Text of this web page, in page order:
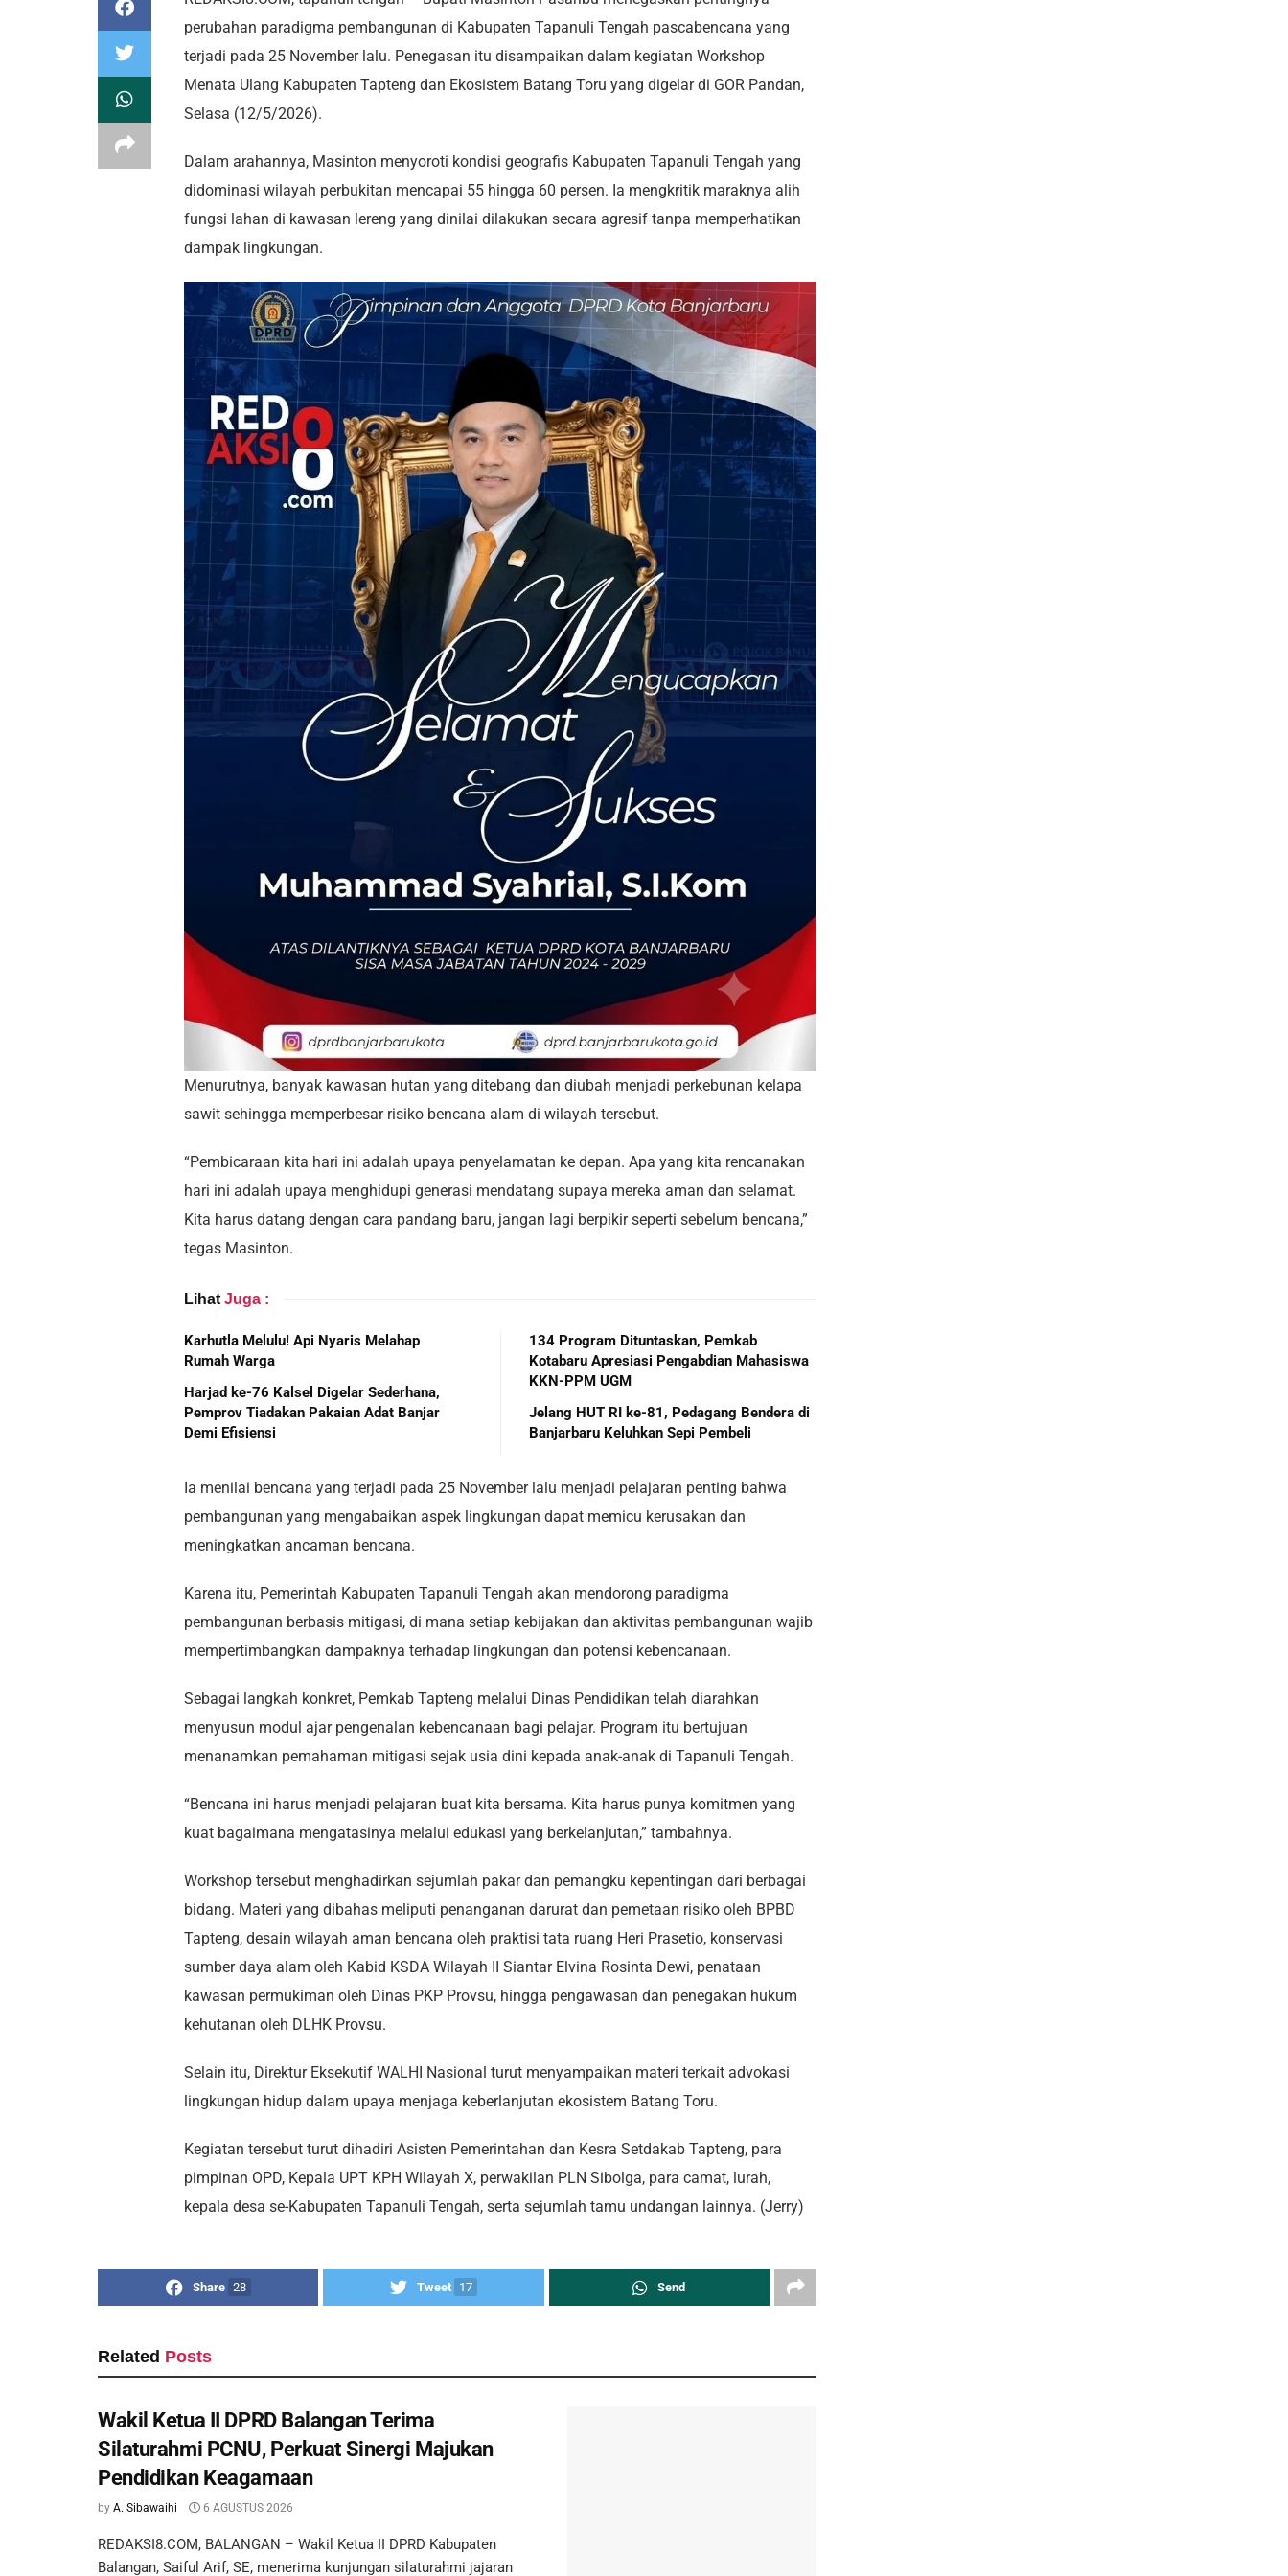
perubahan paradigma pembangunan di Kabupaten Tapanuli Tengah pascabencana yang
terjadi pada 25 November lalu. Penegasan itu disampaikan dalam kegiatan Workshop
Menata Ulang Kabupaten Tapteng dan Ekosistem Batang Toru yang digelar di GOR Pandan,
Selasa (12/5/2026).
Dalam arahannya, Masinton menyoroti kondisi geografis Kabupaten Tapanuli Tengah yang
didominasi wilayah perbukitan mencapai 55 hingga 60 persen. Ia mengkritik maraknya alih
fungsi lahan di kawasan lereng yang dinilai dilakukan secara agresif tanpa memperhatikan
dampak lingkungan.
Menurutnya, banyak kawasan hutan yang ditebang dan diubah menjadi perkebunan kelapa
sawit sehingga memperbesar risiko bencana alam di wilayah tersebut.
“Pembicaraan kita hari ini adalah upaya penyelamatan ke depan. Apa yang kita rencanakan
hari ini adalah upaya menghidupi generasi mendatang supaya mereka aman dan selamat.
Kita harus datang dengan cara pandang baru, jangan lagi berpikir seperti sebelum bencana,”
tegas Masinton.
Lihat Juga :
Karhutla Melulu! Api Nyaris Melahap
Rumah Warga
Harjad ke-76 Kalsel Digelar Sederhana,
Pemprov Tiadakan Pakaian Adat Banjar
Demi Efisiensi
134 Program Dituntaskan, Pemkab
Kotabaru Apresiasi Pengabdian Mahasiswa
KKN-PPM UGM
Jelang HUT RI ke-81, Pedagang Bendera di
Banjarbaru Keluhkan Sepi Pembeli
Ia menilai bencana yang terjadi pada 25 November lalu menjadi pelajaran penting bahwa
pembangunan yang mengabaikan aspek lingkungan dapat memicu kerusakan dan
meningkatkan ancaman bencana.
Karena itu, Pemerintah Kabupaten Tapanuli Tengah akan mendorong paradigma
pembangunan berbasis mitigasi, di mana setiap kebijakan dan aktivitas pembangunan wajib
mempertimbangkan dampaknya terhadap lingkungan dan potensi kebencanaan.
Sebagai langkah konkret, Pemkab Tapteng melalui Dinas Pendidikan telah diarahkan
menyusun modul ajar pengenalan kebencanaan bagi pelajar. Program itu bertujuan
menanamkan pemahaman mitigasi sejak usia dini kepada anak-anak di Tapanuli Tengah.
“Bencana ini harus menjadi pelajaran buat kita bersama. Kita harus punya komitmen yang
kuat bagaimana mengatasinya melalui edukasi yang berkelanjutan,” tambahnya.
Workshop tersebut menghadirkan sejumlah pakar dan pemangku kepentingan dari berbagai
bidang. Materi yang dibahas meliputi penanganan darurat dan pemetaan risiko oleh BPBD
Tapteng, desain wilayah aman bencana oleh praktisi tata ruang Heri Prasetio, konservasi
sumber daya alam oleh Kabid KSDA Wilayah II Siantar Elvina Rosinta Dewi, penataan
kawasan permukiman oleh Dinas PKP Provsu, hingga pengawasan dan penegakan hukum
kehutanan oleh DLHK Provsu.
Selain itu, Direktur Eksekutif WALHI Nasional turut menyampaikan materi terkait advokasi
lingkungan hidup dalam upaya menjaga keberlanjutan ekosistem Batang Toru.
Kegiatan tersebut turut dihadiri Asisten Pemerintahan dan Kesra Setdakab Tapteng, para
pimpinan OPD, Kepala UPT KPH Wilayah X, perwakilan PLN Sibolga, para camat, lurah,
kepala desa se-Kabupaten Tapanuli Tengah, serta sejumlah tamu undangan lainnya. (Jerry)
Share 28 Tweet 17 Send
Related Posts
Wakil Ketua II DPRD Balangan Terima
Silaturahmi PCNU, Perkuat Sinergi Majukan
Pendidikan Keagamaan
by A. Sibawaihi 6 AGUSTUS 2026
REDAKSI8.COM, BALANGAN – Wakil Ketua II DPRD Kabupaten
Balangan, Saiful Arif, SE, menerima kunjungan silaturahmi jajaran